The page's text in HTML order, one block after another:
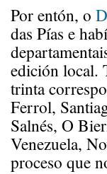
Por entón, o
das Pías e
edición local.
trinta
Ferrol,
Salnés, O
Venezuela,
proceso que